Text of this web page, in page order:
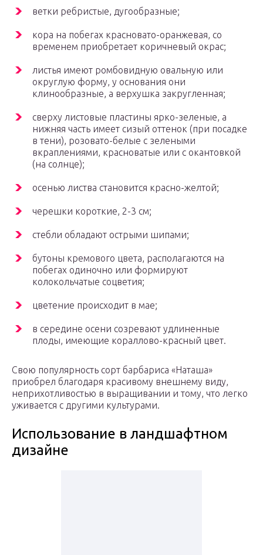
ветки ребристые, дугообразные;
кора на побегах красновато-оранжевая, со
временем приобретает коричневый окрас;
листья имеют ромбовидную овальную или
округлую форму, у основания они
клинообразные, а верхушка закругленная;
сверху листовые пластины ярко-зеленые, а
нижняя часть имеет сизый оттенок (при посадке
в тени), розовато-белые с зелеными
вкраплениями, красноватые или с окантовкой
(на солнце);
осенью листва становится красно-желтой;
черешки короткие, 2-3 см;
стебли обладают острыми шипами;
бутоны кремового цвета, располагаются на
побегах одиночно или формируют
колокольчатые соцветия;
цветение происходит в мае;
в середине осени созревают удлиненные
плоды, имеющие кораллово-красный цвет.
Свою популярность сорт барбариса «Наташа»
приобрел благодаря красивому внешнему виду,
неприхотливостью в выращивании и тому, что легко
уживается с другими культурами.
Использование в ландшафтном
дизайне